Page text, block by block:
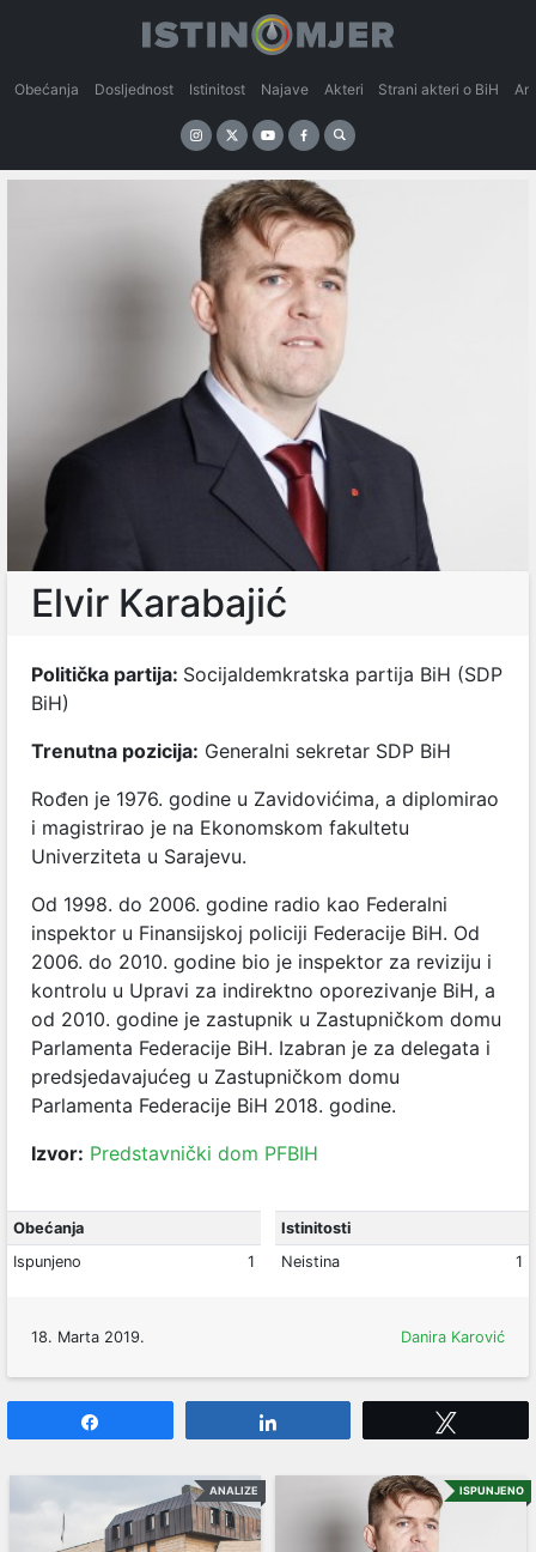
Obećanja Dosljednost Istinitost Najave Akteri Strani akteri o BiH
Elvir Karabajić
Politička partija: Socijaldemkratska partija BiH (SDP
BiH)
Trenutna pozicija: Generalni sekretar SDP BiH
Rođen je 1976. godine u Zavidovićima, a diplomirao
i magistrirao je na Ekonomskom fakultetu
Univerziteta u Sarajevu.
Od 1998. do 2006. godine radio kao Federalni
inspektor u Finansijskoj policiji Federacije BiH. Od
2006. do 2010. godine bio je inspektor za reviziju i
kontrolu u Upravi za indirektno oporezivanje BiH, a
od 2010. godine je zastupnik u Zastupničkom domu
Parlamenta Federacije BiH. Izabran je za delegata i
predsjedavajućeg u Zastupničkom domu
Parlamenta Federacije BiH 2018. godine.
Izvor: Predstavnički dom PFBIH
Obećanja
Ispunjeno
1
Istinitosti
Neistina
1
18. Marta 2019. Danira Karović
ANALIZE ISPUNJENO